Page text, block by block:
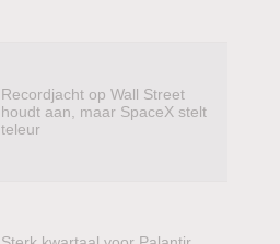
Recordjacht op Wall Street
houdt aan, maar SpaceX stelt
teleur